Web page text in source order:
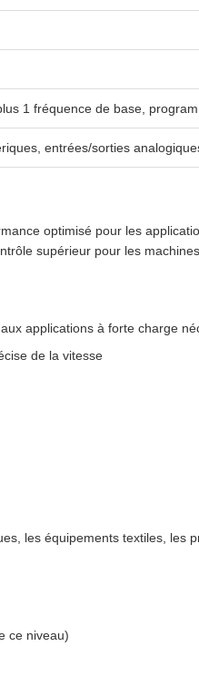
1 fréquence de base,
entrées/sorties
optimisé pour les
supérieur pour les
applications à forte charge
de la vitesse
les équipements textiles, les
ce niveau)